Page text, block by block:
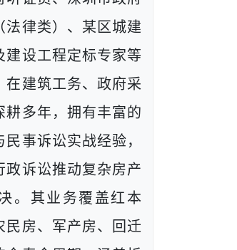
法律类）、某区城建
建设工程定标专家等
在建筑工务、政府采
耕多年，拥有丰富的
事诉讼实战经验，
政诉讼推动复杂房产
。其业务覆盖红本
民房、军产房、回迁